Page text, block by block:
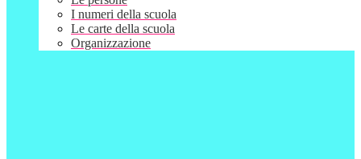
I numeri della scuola
Le carte della scuola
Organizzazione